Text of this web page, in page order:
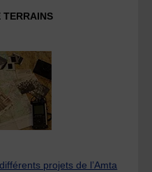
TERRAINS
projets de l’Amta